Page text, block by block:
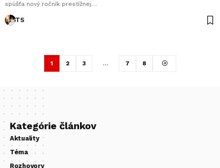
spúšťa nový ročník prestížnej…
TS
1 2 3 … 7 8
Kategórie článkov
Aktuality
Téma
Rozhovory